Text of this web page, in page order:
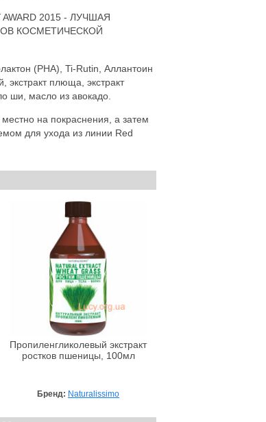
2015 - ЛУЧШАЯ
КОСМЕТИЧЕСКОЙ
(PHA), Ti-Rutin, Аллантоин
экстракт плюща, экстракт
ши, масло из авокадо.
на покраснения, а затем
для ухода из линии Red
Пропиленгликолевый экстракт
ростков пшеницы, 100мл
Бренд: Naturalissimo